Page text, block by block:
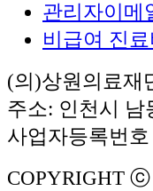
관리자이메
비급여 진료
(의)상원의료재
주소: 인천시 남
사업자등록번
COPYRIGHT